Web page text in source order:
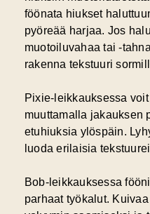
föönata hiukset
pyöreää harjaa. Jos
muotoiluvahaa tai -
rakenna tekstuuri
Pixie-leikkauksessa
muuttamalla jakauksen
etuhiuksia ylöspäin.
luoda erilaisia
Bob-leikkauksessa
parhaat työkalut.